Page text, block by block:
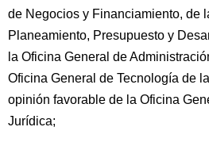
de Negocios y Financiamiento, de
Planeamiento, Presupuesto y
la Oficina General de
Oficina General de Tecnología de
opinión favorable de la Oficina
Jurídica;